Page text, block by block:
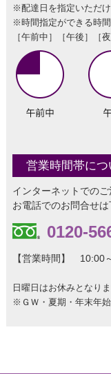
※配達日を指定いただけ
※時間指定ができる時
［午前中］［午後］［
営業時間帯につ
インターネットでの
お電話でのお問合せは
0120-
【営業時間】 10:00
日曜日はお休みとなりま
※ＧＷ・夏期・年末年始